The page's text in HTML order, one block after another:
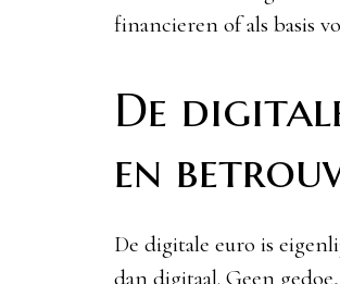
financieren of als basis
De
en
De digitale euro is
dan digitaal. Geen